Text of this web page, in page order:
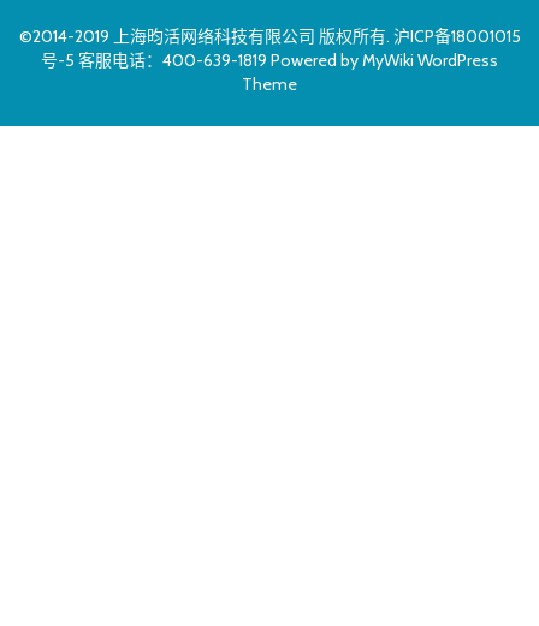
©2014-2019 上海昀活网络科技有限公司 版权所有. 沪ICP备18001015
号-5 客服电话：400-639-1819 Powered byMyWiki WordPress
Theme